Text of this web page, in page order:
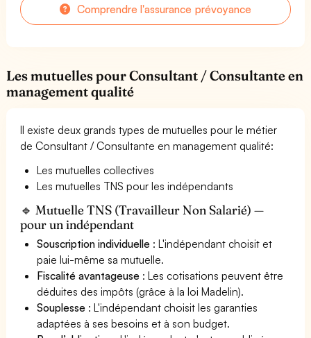
Comprendre l'assurance prévoyance
Les mutuelles pour Consultant / Consultante en
management qualité
Il existe deux grands types de mutuelles pour le métier
de Consultant / Consultante en management qualité:
Les mutuelles collectives
Les mutuelles TNS pour les indépendants
🔹 Mutuelle TNS (Travailleur Non Salarié) —
pour un indépendant
Souscription individuelle : L'indépendant choisit et
paie lui-même sa mutuelle.
Fiscalité avantageuse : Les cotisations peuvent être
déduites des impôts (grâce à la loi Madelin).
Souplesse : L'indépendant choisit les garanties
adaptées à ses besoins et à son budget.